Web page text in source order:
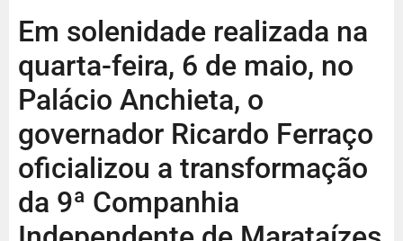
Em solenidade realizada na
quarta-feira, 6 de maio, no
Palácio Anchieta, o
governador Ricardo Ferraço
oficializou a transformação
da 9ª Companhia